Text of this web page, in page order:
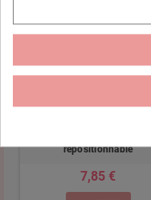
repositionnable
7,85 €